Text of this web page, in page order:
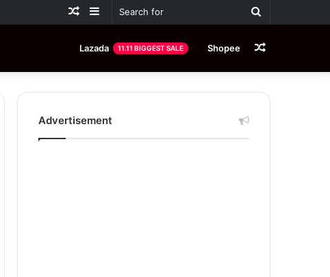
Search
Sidebar
Random
Lazada 11.11 BIGGEST SALE Shopee Random
Advertisement